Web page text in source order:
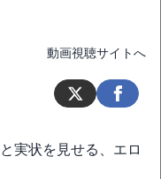
動画視聴サイトへ
実状を見せる、エロ